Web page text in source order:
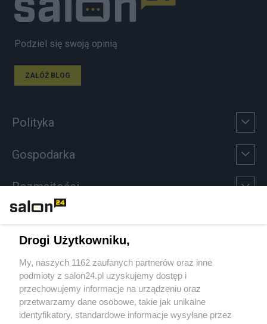
Podziel się swoją opinią
ZAŁÓŻ BLOG
Polityka
Gospodarka
Rozmaitości
Sport
Społeczeństwo
Kultura
Drogi Użytkowniku,
My, naszych 1162 zaufanych partnerów oraz inne
podmioty z salon24.pl uzyskujemy dostęp i
przechowujemy informacje na urządzeniu oraz
przetwarzamy dane osobowe, takie jak unikalne
identyfikatory, standardowe informacje wysyłane przez